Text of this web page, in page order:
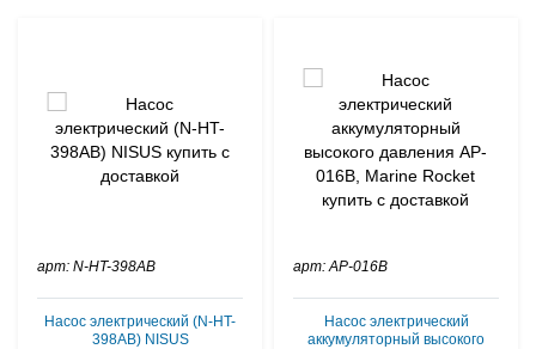
арт: N-HT-398AB
Насос электрический (N-HT-
398AB) NISUS
арт: AP-016B
Насос электрический
аккумуляторный высокого